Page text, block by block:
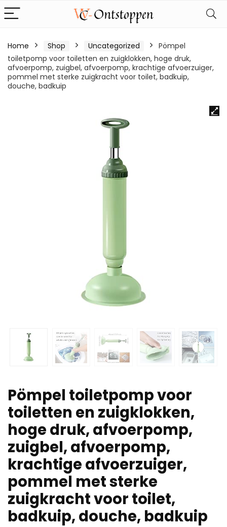
Home Shop Uncategorized
Pömpel
toiletpomp voor toiletten en zuigklokken, hoge druk,
afvoerpomp, zuigbel, afvoerpomp, krachtige afvoerzuiger,
pommel met sterke zuigkracht voor toilet, badkuip,
douche, badkuip
Pömpel toiletpomp voor
toiletten en zuigklokken,
hoge druk, afvoerpomp,
zuigbel, afvoerpomp,
krachtige afvoerzuiger,
pommel met sterke
zuigkracht voor toilet,
badkuip, douche, badkuip